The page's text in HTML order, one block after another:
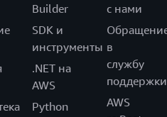
Builder
SDK и
инструменты
.NET на
AWS
Python
с нами
в
службу
поддержки
AWS